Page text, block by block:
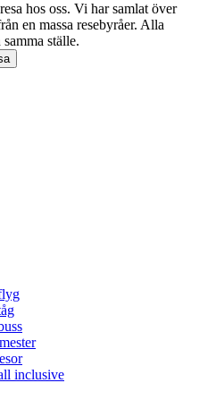
hos oss. Vi har samlat över
en massa resebyråer. Alla
ställe.
inclusive